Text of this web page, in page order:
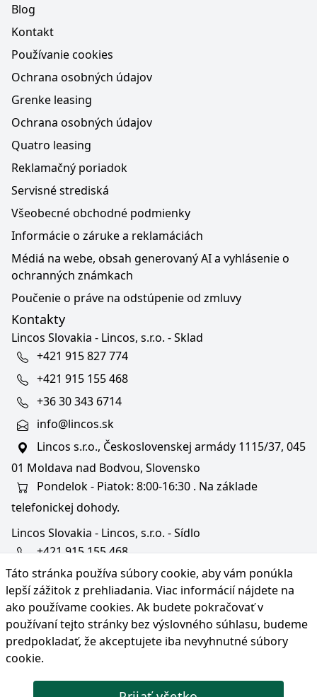
Táto stránka používa súbory cookie, aby vám ponúkla
lepší zážitok z prehliadania. Viac informácií nájdete na
ako používame cookies. Ak budete pokračovať v
používaní tejto stránky bez výslovného súhlasu, budeme
predpokladať, že akceptujete iba nevyhnutné súbory
cookie.
Blog
Kontakt
Používanie cookies
Ochrana osobných údajov
Grenke leasing
Ochrana osobných údajov
Quatro leasing
Reklamačný poriadok
Servisné strediská
Všeobecné obchodné podmienky
Informácie o záruke a reklamáciách
Médiá na webe, obsah generovaný AI a vyhlásenie o
ochranných známkach
Poučenie o práve na odstúpenie od zmluvy
Kontakty
Lincos Slovakia - Lincos, s.r.o. - Sklad
+421 915 827 774
+421 915 155 468
+36 30 343 6714
info@lincos.sk
Lincos s.r.o., Československej armády 1115/37, 045
01 Moldava nad Bodvou, Slovensko
Pondelok - Piatok: 8:00-16:30 . Na základe
telefonickej dohody.
Lincos Slovakia - Lincos, s.r.o. - Sídlo
+421 915 155 468
+36/30 343 6714
bratislava@lincos.sk
Lincos s.r.o., Rustaveliho 4, 831 06 Bratislava - m. č.
Rača, Slovensko
Iba sídlo firmy